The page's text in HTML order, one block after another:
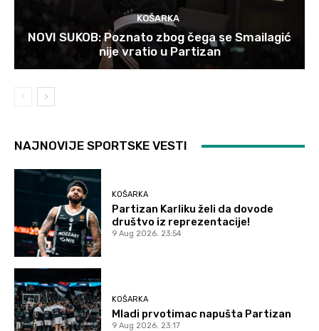
KOŠARKA
NOVI SUKOB: Poznato zbog čega se Smailagić
nije vratio u Partizan
NAJNOVIJE SPORTSKE VESTI
KOŠARKA
Partizan Karliku želi da dovode
društvo iz reprezentacije!
9 Aug 2026. 23:54
KOŠARKA
Mladi prvotimac napušta Partizan
9 Aug 2026. 23:17